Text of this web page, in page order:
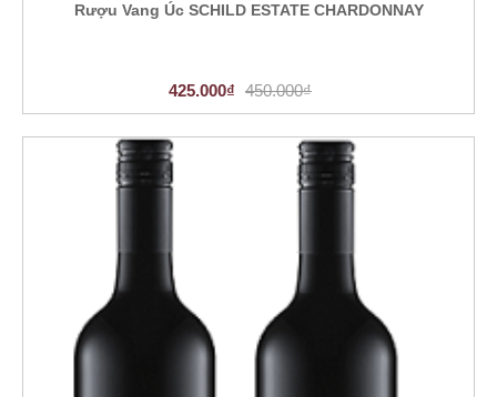
Rượu Vang Úc SCHILD ESTATE CHARDONNAY
425.000₫ 450.000₫